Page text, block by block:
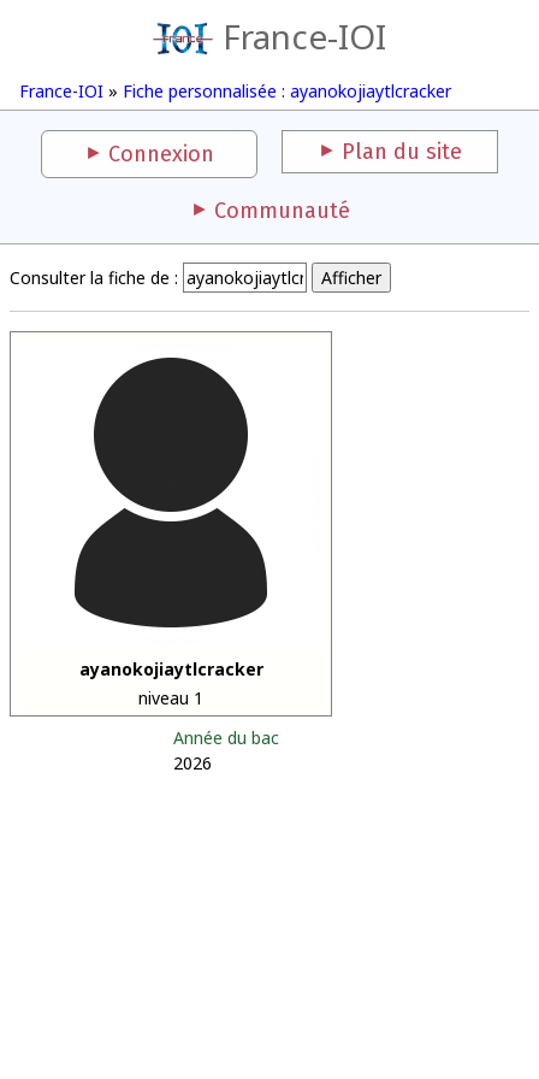
France-IOI
France-IOI » Fiche personnalisée : ayanokojiaytlcracker
Connexion Plan du site
Communauté
Consulter la fiche de :
ayanokojiaytlcracker
niveau 1
Année du bac
2026